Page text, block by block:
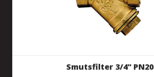
Smutsfilter 3/4" PN20